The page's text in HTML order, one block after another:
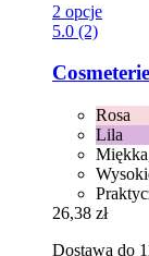
2 opcje
5.0 (2)
Cosmeterie
Rosa
Lila
26,38 zł
Dostawa do